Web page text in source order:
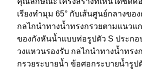
เรียงทำมุม 65° กับเส้นศูนย์กลางขอ
กลไกนำทางน้ำทรงกรวยตามแนวแ
ของกังหันน้ำแบบท่อรูปตัว S ประกอ
วงแหวนรองรับ กลไกนำทางน้ำทรง
กรวยระบายน้ำ ข้อศอกระบายน้ำรูป